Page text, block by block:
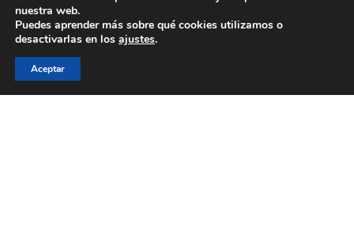
Contáctanos para más información
nuestra web.
Puedes aprender más sobre qué cookies utilizamos o
desactivarlas en los ajustes.
Aceptar